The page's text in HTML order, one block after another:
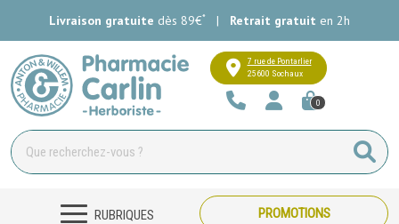
Livraison gratuite dès 89€* | Retrait gratuit en 2h
Pharmacie Carlin Votre
7 rue de Pontarlier
25600 Sochaux
0
RUBRIQUES PROMOTIONS